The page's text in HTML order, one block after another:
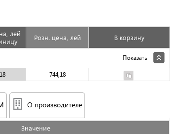
лей
Розн. цена, лей В корзину
Показать
744,18
О производителе
Значениe